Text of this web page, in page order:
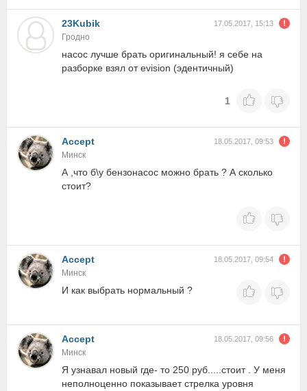
23Kubik 17.05.2017, 15:13
Гродно
насос лучше брать оригинальный! я себе на
разборке взял от evision (эдентичный)
1
Accept 18.05.2017, 09:53
Минск
А ,что б\у бензонасос можно брать ? А сколько
стоит?
Accept 18.05.2017, 09:54
Минск
И как выбрать нормальный ?
Accept 18.05.2017, 09:56
Минск
Я узнавал новый где- то 250 руб.....стоит . У меня
неполноценно показывает стрелка уровня